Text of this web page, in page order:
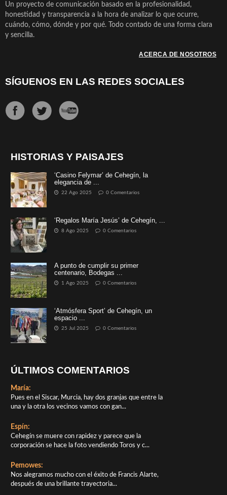
Un proyecto de comunicación basado en la profesionalidad,
honestidad y transparencia a la hora de analizar lo que ocurre,
cuándo, cómo, dónde y por qué. Todo contado de una forma clara
y sencilla.
ACERCA DE NOSOTROS
SÍGUENOS EN LAS REDES SOCIALES
HISTORIAS Y PAISAJES
‘Casino Felymar’ de Cehegín, la
elegancia de ...
22 Ago 2025 0 Comentarios
‘Regalos María Jesús’ de Cehegín, ...
8 Ago 2025 0 Comentarios
A punto de cumplir su primer
centenario, Bodegas ...
1 Ago 2025 0 Comentarios
‘Atmósfera Sport’ de Cehegín, un
espacio ...
25 Jul 2025 0 Comentarios
ÚLTIMOS COMENTARIOS
María:
Pues en el Siscar, Murcia, hay dos granjas que entre la
una y la otra los vecinos vamos con gan...
Espín:
Cehegín se muere con rapidez y parece que la
corporación se hace la foto vendiendo Toros y c...
Pemowes:
Nos alegramos mucho con el éxito de Francis Alarte,
después de una brillante trayectoria...